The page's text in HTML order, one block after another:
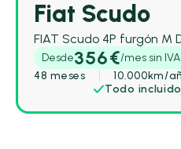
Fiat Scudo
FIAT Scudo 4P furgón M
Desde356€/mes sin IVA
48 meses
10.000km/
Todo incluido